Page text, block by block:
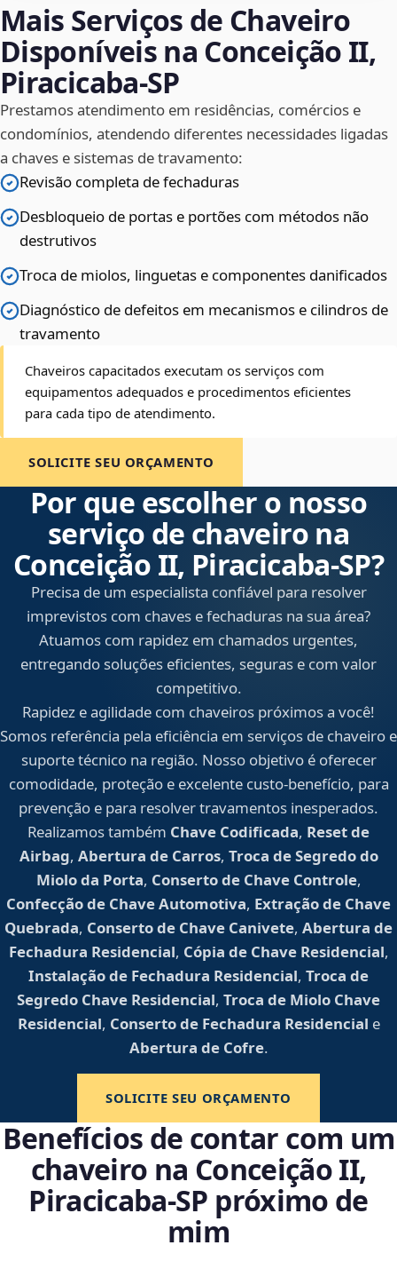
Mais Serviços de Chaveiro
Disponíveis na Conceição II,
Piracicaba‑SP
Prestamos atendimento em residências, comércios e
condomínios, atendendo diferentes necessidades ligadas
a chaves e sistemas de travamento:
Revisão completa de fechaduras
Desbloqueio de portas e portões com métodos não
destrutivos
Troca de miolos, linguetas e componentes danificados
Diagnóstico de defeitos em mecanismos e cilindros de
travamento
Chaveiros capacitados executam os serviços com
equipamentos adequados e procedimentos eficientes
para cada tipo de atendimento.
SOLICITE SEU ORÇAMENTO
Por que escolher o nosso
serviço de chaveiro na
Conceição II, Piracicaba‑SP?
Precisa de um especialista confiável para resolver
imprevistos com chaves e fechaduras na sua área?
Atuamos com rapidez em chamados urgentes,
entregando soluções eficientes, seguras e com valor
competitivo.
Rapidez e agilidade com chaveiros próximos a você!
Somos referência pela eficiência em serviços de chaveiro e
suporte técnico na região. Nosso objetivo é oferecer
comodidade, proteção e excelente custo-benefício, para
prevenção e para resolver travamentos inesperados.
Realizamos também Chave Codificada, Reset de
Airbag, Abertura de Carros, Troca de Segredo do
Miolo da Porta, Conserto de Chave Controle,
Confecção de Chave Automotiva, Extração de Chave
Quebrada, Conserto de Chave Canivete, Abertura de
Fechadura Residencial, Cópia de Chave Residencial,
Instalação de Fechadura Residencial, Troca de
Segredo Chave Residencial, Troca de Miolo Chave
Residencial, Conserto de Fechadura Residencial e
Abertura de Cofre.
SOLICITE SEU ORÇAMENTO
Benefícios de contar com um
chaveiro na Conceição II,
Piracicaba‑SP próximo de
mim